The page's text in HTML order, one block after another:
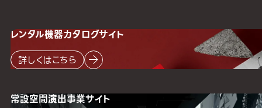
レンタル機器カタログサイト
詳しくはこちら
常設空間演出事業サイト